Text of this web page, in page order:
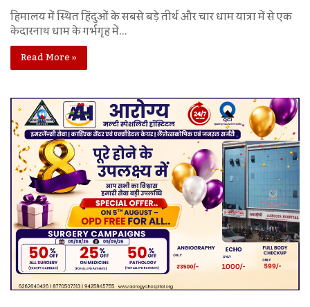
हिमालय में स्थित हिंदुओं के सबसे बड़े तीर्थ और चार धाम यात्रा में से एक
केदारनाथ धाम के गर्भगृह में…
Read More »